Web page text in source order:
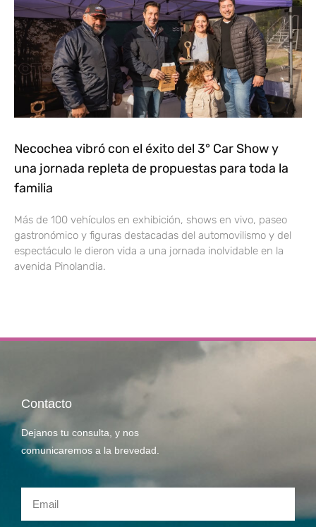
Necochea vibró con el éxito del 3° Car Show y
una jornada repleta de propuestas para toda la
familia
Más de 100 vehículos en exhibición, shows en vivo, paseo
gastronómico y figuras destacadas del automovilismo y del
espectáculo le dieron vida a una jornada inolvidable en la
avenida Pinolandia.
Contacto
Dejanos tu consulta, y nos
comunicaremos a la brevedad.